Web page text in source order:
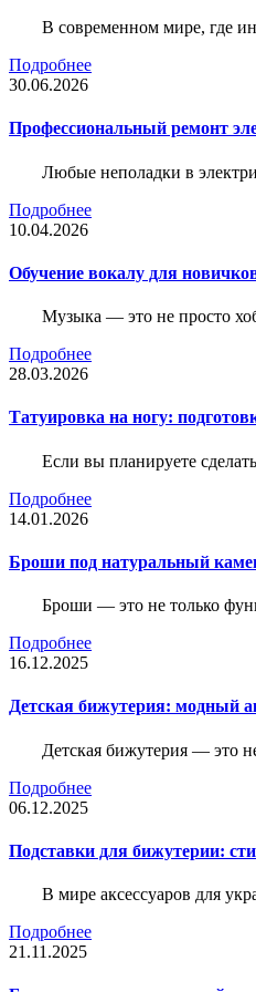
В современном мире, где
Подробнее
30.06.2026
Профессиональный ремонт
Любые неполадки в
Подробнее
10.04.2026
Обучение вокалу для
Музыка — это не просто
Подробнее
28.03.2026
Татуировка на ногу:
Если вы планируете
Подробнее
14.01.2026
Броши под натуральный
Броши — это не только
Подробнее
16.12.2025
Детская бижутерия: модный
Детская бижутерия — это
Подробнее
06.12.2025
Подставки для бижутерии:
В мире аксессуаров для
Подробнее
21.11.2025